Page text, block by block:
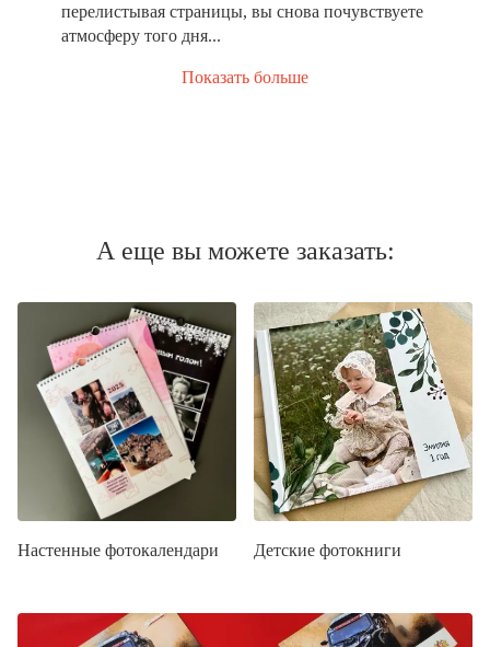
перелистывая страницы, вы снова почувствуете
атмосферу того дня...
Показать больше
А еще вы можете заказать:
Настенные фотокалендари Детские фотокниги